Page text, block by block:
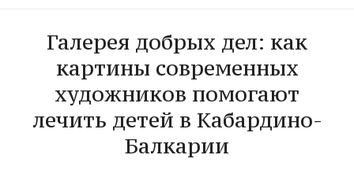
Галерея добрых дел: как
картины современных
художников помогают
лечить детей в Кабардино-
Балкарии